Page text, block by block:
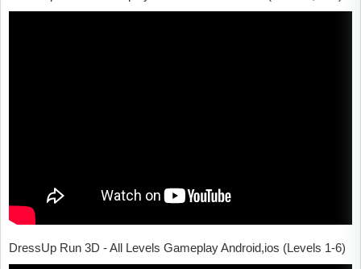
DressUp Run 3D ​​- All Levels Gameplay Android,ios (Levels 1-6)